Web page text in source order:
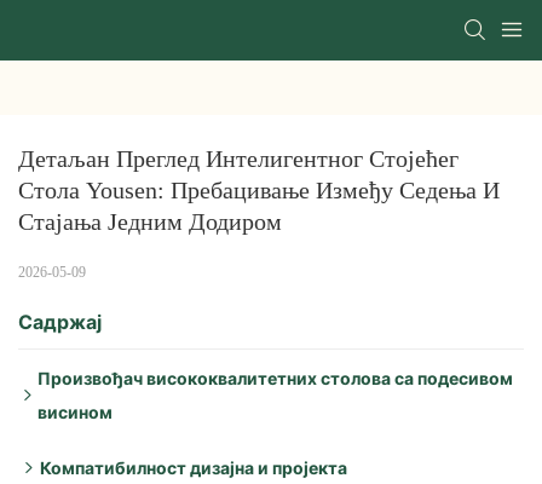
Детаљан Преглед Интелигентног Стојећег
Стола Yousen: Пребацивање Између Седења И
Стајања Једним Додиром
2026-05-09
Садржај
Произвођач висококвалитетних столова са подесивом
висином
Компатибилност дизајна и пројекта